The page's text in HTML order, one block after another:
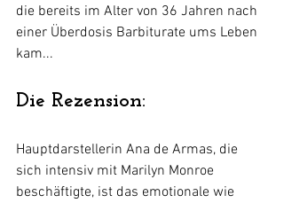
die bereits im Alter von 36 Jahren nach
einer Überdosis Barbiturate ums Leben
kam...
Die Rezension:
Hauptdarstellerin Ana de Armas, die
sich intensiv mit Marilyn Monroe
beschäftigte, ist das emotionale wie